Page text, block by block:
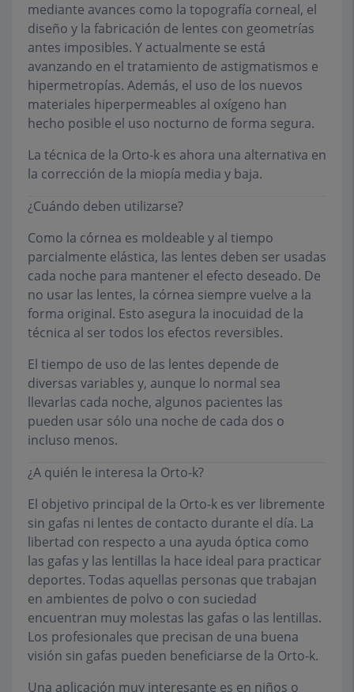
mediante avances como la topografía corneal, el
diseño y la fabricación de lentes con geometrías
antes imposibles. Y actualmente se está
avanzando en el tratamiento de astigmatismos e
hipermetropías. Además, el uso de los nuevos
materiales hiperpermeables al oxígeno han
hecho posible el uso nocturno de forma segura.
La técnica de la Orto-k es ahora una alternativa en
la corrección de la miopía media y baja.
¿Cuándo deben utilizarse?
Como la córnea es moldeable y al tiempo
parcialmente elástica, las lentes deben ser usadas
cada noche para mantener el efecto deseado. De
no usar las lentes, la córnea siempre vuelve a la
forma original. Esto asegura la inocuidad de la
técnica al ser todos los efectos reversibles.
El tiempo de uso de las lentes depende de
diversas variables y, aunque lo normal sea
llevarlas cada noche, algunos pacientes las
pueden usar sólo una noche de cada dos o
incluso menos.
¿A quién le interesa la Orto-k?
El objetivo principal de la Orto-k es ver libremente
sin gafas ni lentes de contacto durante el día. La
libertad con respecto a una ayuda óptica como
las gafas y las lentillas la hace ideal para practicar
deportes. Todas aquellas personas que trabajan
en ambientes de polvo o con suciedad
encuentran muy molestas las gafas o las lentillas.
Los profesionales que precisan de una buena
visión sin gafas pueden beneficiarse de la Orto-k.
Una aplicación muy interesante es en niños o